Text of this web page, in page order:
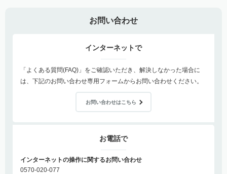
お問い合わせ
インターネットで
「よくある質問(FAQ)」をご確認いただき、解決しなかった場合に
は、下記のお問い合わせ専用フォームからお問い合わせください。
お問い合わせはこちら
お電話で
インターネットの操作に関するお問い合わせ
0570-020-077